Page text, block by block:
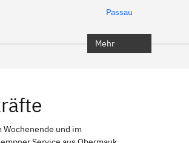
Passau
Mehr
Wochenende und im